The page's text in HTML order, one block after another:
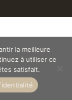
la meilleure
à utiliser ce
satisfait.